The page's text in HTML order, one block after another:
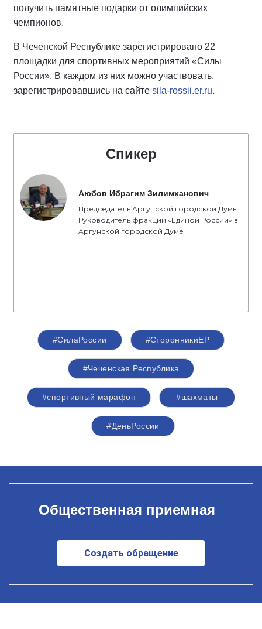
получить памятные подарки от олимпийских
чемпионов.
В Чеченской Республике зарегистрировано 22
площадки для спортивных мероприятий «Силы
России». В каждом из них можно участвовать,
зарегистрировавшись на сайте sila-rossii.er.ru.
Спикер
Аюбов Ибрагим Зилимханович
Председатель Аргунской городской Думы,
Руководитель фракции «Единой России» в
Аргунской городской Думе
#СилаРоссии #СторонникиЕР
#Чеченская Республика
#спортивный марафон #шахматы
#ДеньРоссии
Общественная приемная
Создать обращение